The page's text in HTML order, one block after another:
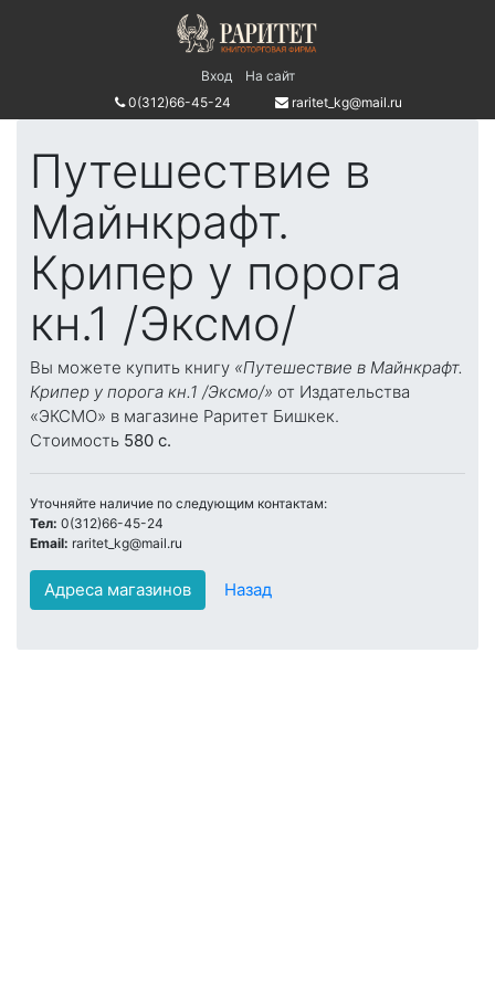
Вход
На сайт
0(312)66-45-24
raritet_kg@mail.ru
Путешествие в
Майнкрафт.
Крипер у порога
кн.1 /Эксмо/
Вы можете купить книгу «Путешествие в Майнкрафт.
Крипер у порога кн.1 /Эксмо/» от Издательства
«ЭКСМО» в магазине Раритет Бишкек.
Стоимость 580 c.
Уточняйте наличие по следующим контактам:
Тел: 0(312)66-45-24
Email: raritet_kg@mail.ru
Адреса магазинов Назад